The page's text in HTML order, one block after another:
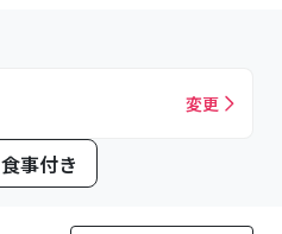
変更
食事付き